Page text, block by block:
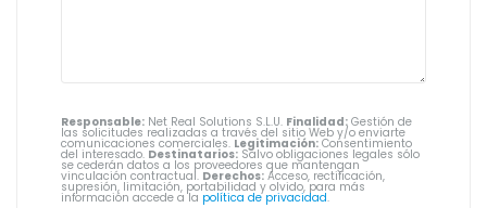
Responsable: Net Real Solutions S.L.U. Finalidad: Gestión de
las solicitudes realizadas a través del sitio Web y/o enviarte
comunicaciones comerciales. Legitimación: Consentimiento
del interesado. Destinatarios: Salvo obligaciones legales sólo
se cederán datos a los proveedores que mantengan
vinculación contractual. Derechos: Acceso, rectificación,
supresión, limitación, portabilidad y olvido, para más
información accede a la política de privacidad.